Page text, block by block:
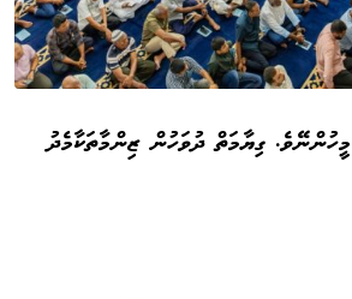
ގިޔާމަތް ދުވަހުން ޒިންމާތަކާމެދު